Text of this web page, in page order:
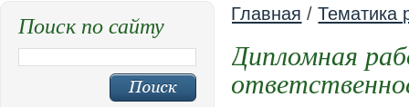
Главная /Тематика
Дипломная
Поиск по сайту